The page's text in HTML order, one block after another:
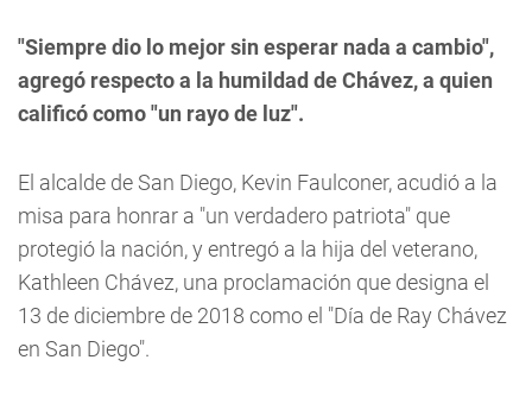
"Siempre dio lo mejor sin esperar nada a cambio",
agregó respecto a la humildad de Chávez, a quien
calificó como "un rayo de luz".
El alcalde de San Diego, Kevin Faulconer, acudió a la
misa para honrar a "un verdadero patriota" que
protegió la nación, y entregó a la hija del veterano,
Kathleen Chávez, una proclamación que designa el
13 de diciembre de 2018 como el "Día de Ray Chávez
en San Diego".